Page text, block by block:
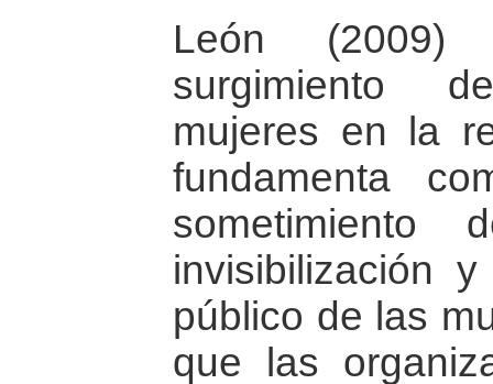
León
surgimiento
mujeres en la
fundamenta
invisibilización
público de las
que las